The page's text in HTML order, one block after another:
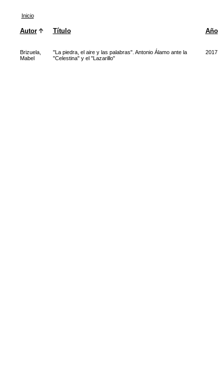
Inicio
Autor Título Año
Brizuela,
Mabel
"La piedra, el aire y las palabras". Antonio Álamo ante la
"Celestina" y el "Lazarillo"
2017